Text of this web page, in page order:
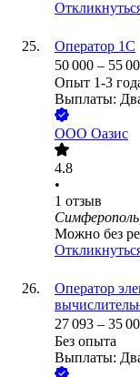
Оператор 1С
50 000 – 55
Опыт 1-3
Выплаты:
ООО Оазис
4.8
•
1 отзыв
Можно без
Оператор
27 093 – 35
Без опыта
Выплаты: